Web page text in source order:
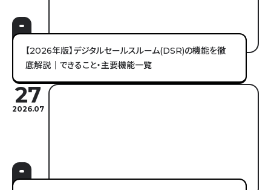
【2026年版】デジタルセールスルーム(DSR)の機能を徹
底解説｜できること・主要機能一覧
27
2026.07